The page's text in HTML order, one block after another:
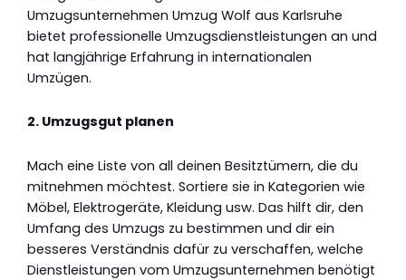
Umzugsunternehmen Umzug Wolf aus Karlsruhe
bietet professionelle Umzugsdienstleistungen an und
hat langjährige Erfahrung in internationalen
Umzügen.
2. Umzugsgut planen
Mach eine Liste von all deinen Besitztümern, die du
mitnehmen möchtest. Sortiere sie in Kategorien wie
Möbel, Elektrogeräte, Kleidung usw. Das hilft dir, den
Umfang des Umzugs zu bestimmen und dir ein
besseres Verständnis dafür zu verschaffen, welche
Dienstleistungen vom Umzugsunternehmen benötigt